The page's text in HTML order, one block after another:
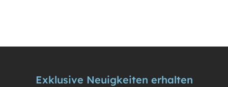
Exklusive Neuigkeiten erhalten